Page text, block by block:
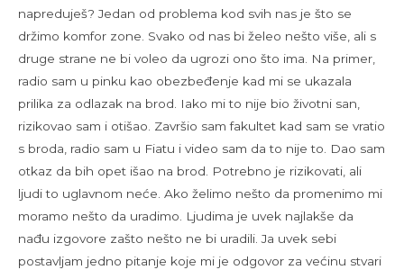
napreduješ? Jedan od problema kod svih nas je što se
držimo komfor zone. Svako od nas bi želeo nešto više, ali s
druge strane ne bi voleo da ugrozi ono što ima. Na primer,
radio sam u pinku kao obezbeđenje kad mi se ukazala
prilika za odlazak na brod. Iako mi to nije bio životni san,
rizikovao sam i otišao. Završio sam fakultet kad sam se vratio
s broda, radio sam u Fiatu i video sam da to nije to. Dao sam
otkaz da bih opet išao na brod. Potrebno je rizikovati, ali
ljudi to uglavnom neće. Ako želimo nešto da promenimo mi
moramo nešto da uradimo. Ljudima je uvek najlakše da
nađu izgovore zašto nešto ne bi uradili. Ja uvek sebi
postavljam jedno pitanje koje mi je odgovor za većinu stvari